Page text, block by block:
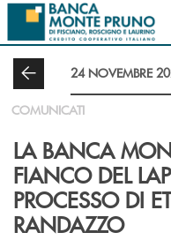
Salta al contenuto principale
24 NOVEMBRE
COMUNICATI
LA BANCA
FIANCO DEL
PROCESSO DI
RANDAZZO